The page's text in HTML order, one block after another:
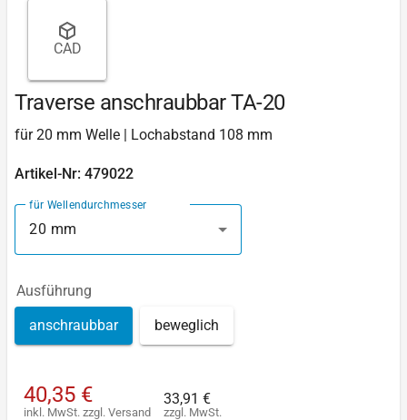
CAD
Traverse anschraubbar TA-20
für 20 mm Welle | Lochabstand 108 mm
Artikel-Nr: 479022
für Wellendurchmesser
20 mm
Ausführung
anschraubbar beweglich
40,35 €
inkl. MwSt. zzgl. Versand
33,91 €
zzgl. MwSt.